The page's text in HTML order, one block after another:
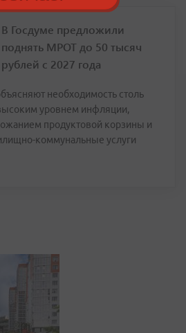
В Госдуме предложили
поднять МРОТ до 50 тысяч
рублей с 2027 года
необходимость столь
уровнем инфляции,
продуктовой корзины и
коммунальные услуги